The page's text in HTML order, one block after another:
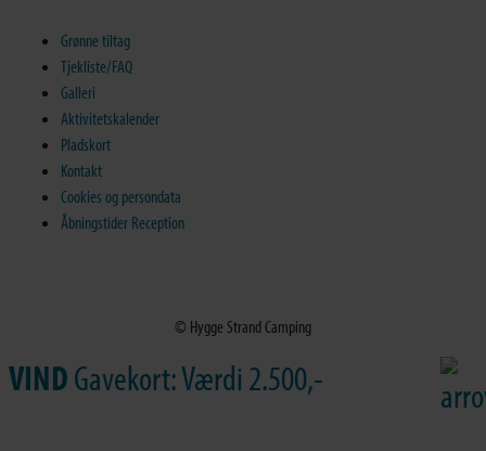
Grønne tiltag
Tjekliste/FAQ
Galleri
Aktivitetskalender
Pladskort
Kontakt
Cookies og persondata
Åbningstider Reception
© Hygge Strand Camping
VINDGavekort: Værdi 2.500,-